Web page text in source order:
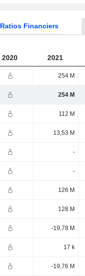
Ratios Financiers
2020 2021
254 M
254 M
112 M
13,53 M
-
-
126 M
128 M
-19,78 M
17 k
-19,76 M